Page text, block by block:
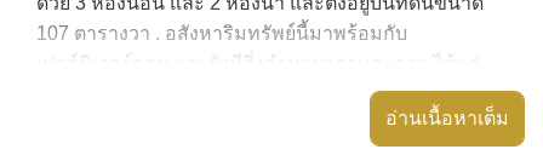
107 ตารางวา . อสังหาริมทรัพย์นี้มาพร้อมกับ
เฟอร์นิเจอร์ครบ และยังมีสิ่งอำนวยความสะดวก ได้แก่
สวนส่วนตัว, ตู้เสื้อผ้าแบบวอล์กอิน, ประตูรั่วไฟฟ้า,
อสังหาริมทรัพย์นี้สามารถใช้ สระว่ายน้ำ ส่วนตัว ได้
อ่านเนื้อหาเต็ม